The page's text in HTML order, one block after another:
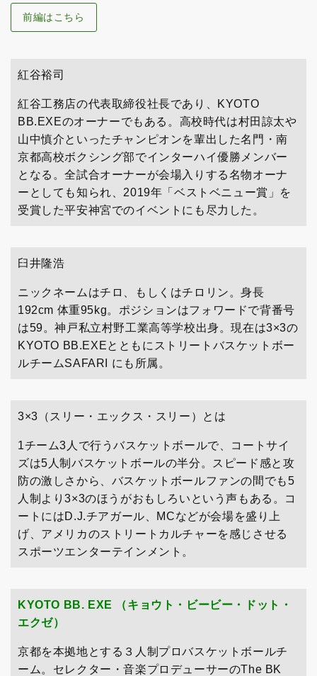
前編はこちら
紅谷裕司
紅谷工務店の代表取締役社長であり、KYOTO
BB.EXEのオーナーでもある。高校時代は村田諒太や
山中慎介といったチャンピオンを輩出した名門・南
京都高校ボクシング部でインターハイ優勝メンバー
となる。全試合オーナーが会場入りする名物オーナ
ーとしても知られ、2019年「ベストベニュー賞」を
受賞した平安神宮でのイベントにも尽力した。
臼井隆浩
ニックネームはチロ、もしくはチロリン。身長
192cm 体重95kg。ポジションはフォワードで背番号
は59。神戸私立村野工業高等学校出身。現在は3×3の
KYOTO BB.EXEとともにストリートバスケットボー
ルチームSAFARI にも所属。
3×3（スリー・エックス・スリー）とは
1チーム3人で行うバスケットボールで、コートサイ
ズは5人制バスケットボールの半分。スピード感と攻
防の激しさから、バスケットボールファンの間でも5
人制より3×3のほうがおもしろいという声もある。コ
ートにはD.J.チアガール、MCなどが会場を盛り上
げ、アメリカのストリートカルチャーを感じさせる
スポーツエンターテインメント。
KYOTO BB. EXE （キョウト・ビービー・ドット・
エクゼ）
京都を本拠地とする３人制プロバスケットボールチ
ーム。セレクター・音楽プロデューサーのThe BK